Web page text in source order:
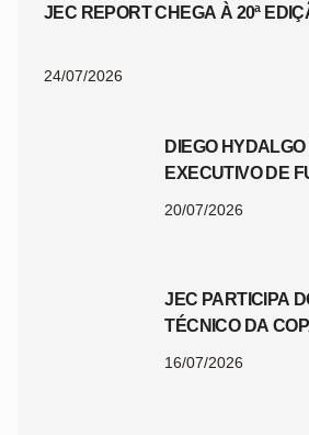
JEC REPORT CHEGA À 20ª
24/07/2026
DIEGO HYDALGO
EXECUTIVO DE
20/07/2026
JEC PARTICIPA
TÉCNICO DA
16/07/2026